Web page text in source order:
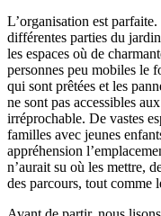
L’organisation est
différentes parties du
les espaces où de
personnes peu mobiles le
qui sont prêtées et les
ne sont pas accessibles
irréprochable. De vastes
familles avec jeunes
appréhension
n’aurait su où les mettre,
des parcours, tout comme